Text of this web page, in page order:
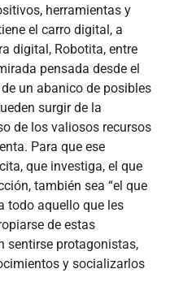
herramientas y
el carro digital, a
digital, Robotita, entre
pensada desde el
un abanico de posibles
surgir de la
de los valiosos recursos
Para que ese
que investiga, el que
también sea “el que
todo aquello que les
de estas
sentirse protagonistas,
y socializarlos